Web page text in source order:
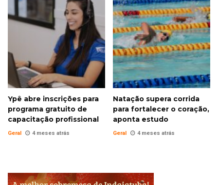
Ypê abre inscrições para
programa gratuito de
capacitação profissional
Geral 4 meses atrás
Natação supera corrida
para fortalecer o coração,
aponta estudo
Geral 4 meses atrás